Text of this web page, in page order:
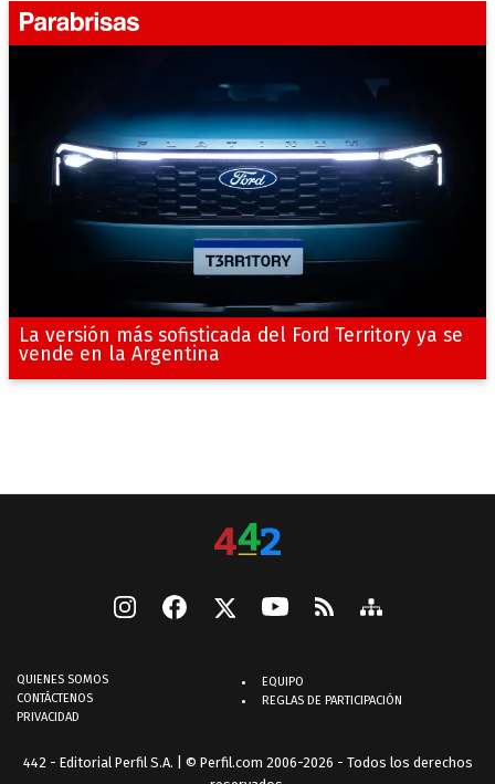
La versión más sofisticada del Ford Territory ya se
vende en la Argentina
QUIENES SOMOS
CONTÁCTENOS
PRIVACIDAD
EQUIPO
REGLAS DE PARTICIPACIÓN
442 - Editorial Perfil S.A. | © Perfil.com 2006-2026 - Todos los derechos